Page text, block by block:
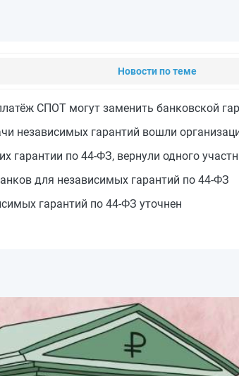
Новости по теме
СПОТ могут заменить банковской
независимых гарантий вошли
гарантии по 44‑ФЗ, вернули одного
для независимых гарантий по 44‑ФЗ
гарантий по 44‑ФЗ уточнен